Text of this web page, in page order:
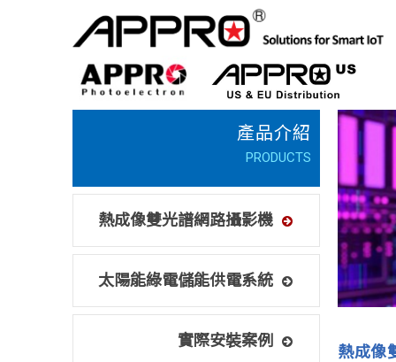
熱成像雙光譜網路攝影機
太陽能綠電儲能供電系統
實際安裝案例
熱成像